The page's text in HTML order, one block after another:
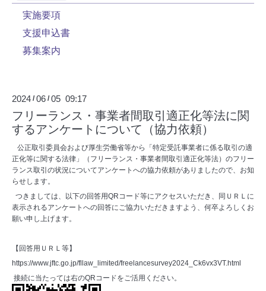
実施要項
支援申込書
募集案内
2024 /06 /05 09:17
フリーランス・事業者間取引適正化等法に関
するアンケートについて（協力依頼）
公正取引委員会および厚生労働省等から「特定受託事業者に係る取引の適
正化等に関する法律」（フリーランス・事業者間取引適正化等法）のフリー
ランス取引の状況についてアンケートへの協力依頼がありましたので、お知
らせします。
つきましては、以下の回答用QR コード等にアクセスいただき、同ＵＲＬに
表示されるアンケートへの回答にご協力いただきますよう、何卒よろしくお
願い申し上げます。
【回答用ＵＲＬ等】
https://www.jftc.go.jp/fllaw_limited/freelancesurvey2024_Ck6vx3VT.html
接続に当たっては右のQR コードをご活用ください。